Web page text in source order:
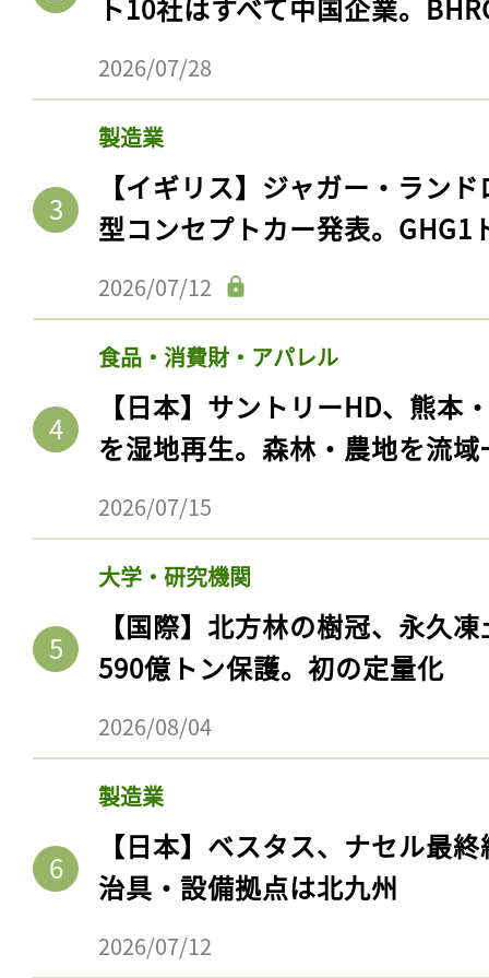
ト10社はすべて中国企業。
2026/07/28
製造業
【イギリス】ジャガー・ラン
型コンセプトカー発表。GHG1
2026/07/12
食品・消費財・アパレル
【日本】サントリーHD、熊本
を湿地再生。森林・農地を流
2026/07/15
大学・研究機関
【国際】北方林の樹冠、永久
590億トン保護。初の定量化
2026/08/04
製造業
【日本】ベスタス、ナセル最
治具・設備拠点は北九州
2026/07/12